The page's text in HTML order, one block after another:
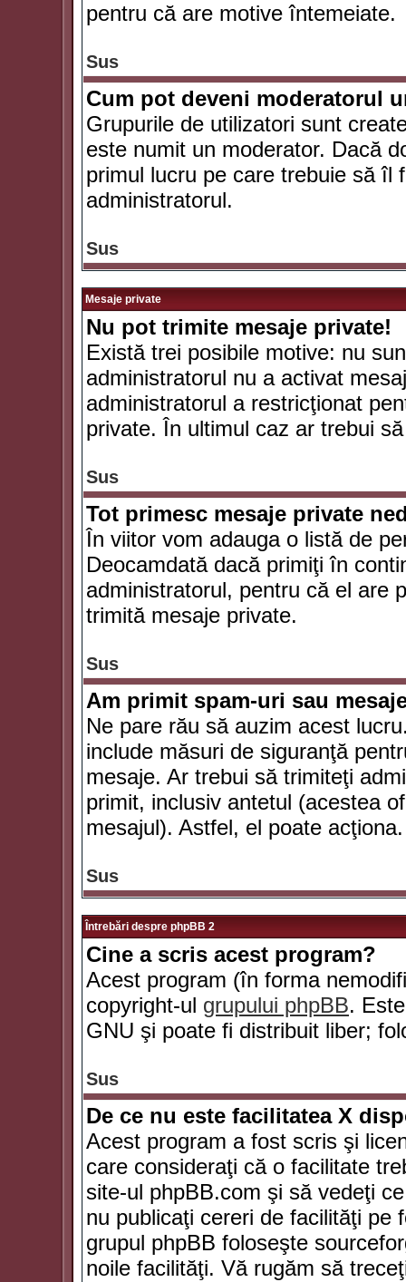
pentru că are motive întemeiate.
Sus
Cum pot deveni moderatorul
Grupurile de utilizatori sunt
este numit un moderator. Dacă
primul lucru pe care trebuie să îl
administratorul.
Sus
Mesaje private
Nu pot trimite mesaje private!
Există trei posibile motive: nu
administratorul nu a activat
administratorul a restricţionat
private. În ultimul caz ar trebui
Sus
Tot primesc mesaje private
În viitor vom adauga o listă de
Deocamdată dacă primiţi în
administratorul, pentru că el are
trimită mesaje private.
Sus
Am primit spam-uri sau
Ne pare rău să auzim acest
include măsuri de siguranţă
mesaje. Ar trebui să trimiteţi
primit, inclusiv antetul (acestea
mesajul). Astfel, el poate acţiona.
Sus
Întrebări despre phpBB 2
Cine a scris acest program?
Acest program (în forma
copyright-ul grupului phpBB.
GNU şi poate fi distribuit liber;
Sus
De ce nu este facilitatea X
Acest program a fost scris şi
care consideraţi că o facilitate
site-ul phpBB.com şi să vedeţi
nu publicaţi cereri de facilităţi pe
grupul phpBB foloseşte
noile facilităţi. Vă rugăm să